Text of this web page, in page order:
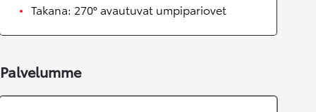
Takana: 270° avautuvat umpipariovet
Palvelumme